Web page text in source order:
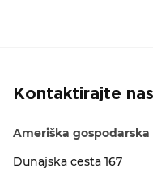
Kontaktirajte nas
Ameriška
Dunajska cesta 167